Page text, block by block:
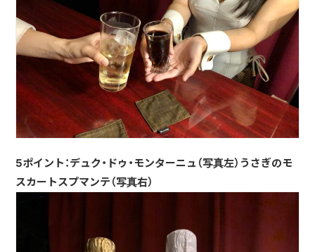
5ポイント：デュク・ドゥ・モンターニュ（写真左）うさぎのモ
スカートスプマンテ（写真右）